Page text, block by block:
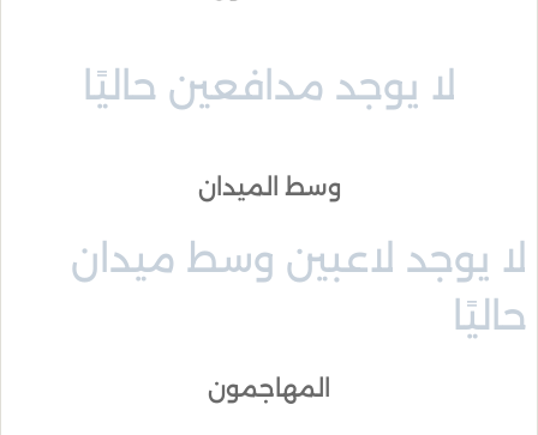
لا يوجد مدافعين حاليًا
وسط الميدان
لا يوجد لاعبين وسط ميدان
حاليًا
المهاجمون